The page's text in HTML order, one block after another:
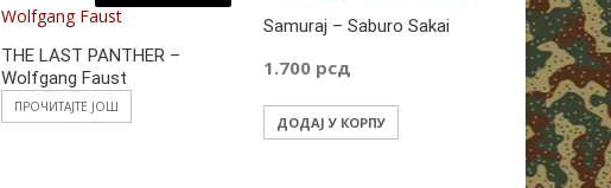
THE LAST PANTHER –
Wolfgang Faust
ПРОЧИТАЈТЕ ЈОШ
Samuraj – Saburo Sakai
1.700 рсд
ДОДАЈ У КОРПУ
SOLUNCI
Antonije
1.500
ДОДАЈ У